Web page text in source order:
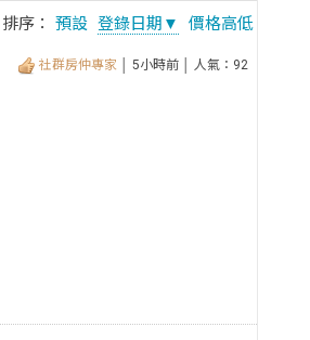
排序： 預設 登錄日期▼ 價格高低
社群房仲專家 │ 5小時前 │ 人氣：92